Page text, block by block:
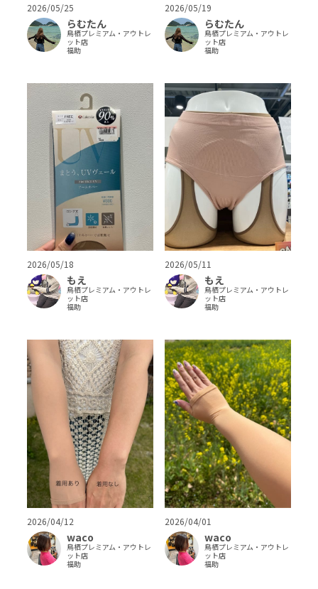
2026/05/25
らむたん
鳥栖プレミアム・アウトレ
ット店
福助
2026/05/19
らむたん
鳥栖プレミアム・アウトレ
ット店
福助
2026/05/18
もえ
鳥栖プレミアム・アウトレ
ット店
福助
2026/05/11
もえ
鳥栖プレミアム・アウトレ
ット店
福助
2026/04/12
waco
鳥栖プレミアム・アウトレ
ット店
福助
2026/04/01
waco
鳥栖プレミアム・アウトレ
ット店
福助